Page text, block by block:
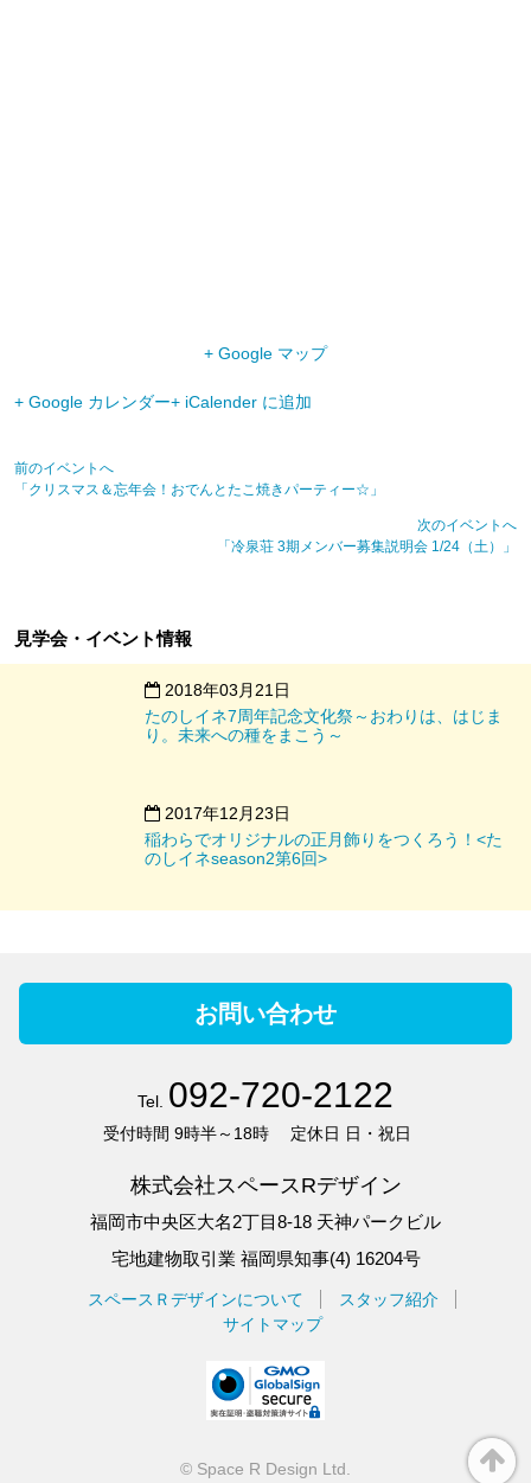
+ Google マップ
+ Google カレンダー+ iCalender に追加
前のイベントへ
「クリスマス＆忘年会！おでんとたこ焼きパーティー☆」
次のイベントへ
「冷泉荘 3期メンバー募集説明会 1/24（土）」
見学会・イベント情報
2018年03月21日
たのしイネ7周年記念文化祭～おわりは、はじま
り。未来への種をまこう～
2017年12月23日
稲わらでオリジナルの正月飾りをつくろう！<た
のしイネseason2第6回>
お問い合わせ
Tel. 092-720-2122
受付時間 9時半～18時 定休日 日・祝日
株式会社スペースRデザイン
福岡市中央区大名2丁目8-18 天神パークビル
宅地建物取引業 福岡県知事(4) 16204号
スペースＲデザインについて
スタッフ紹介
サイトマップ
© Space R Design Ltd.